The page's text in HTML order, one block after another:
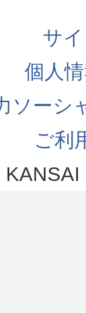
サ
個人
ソーシ
ご利